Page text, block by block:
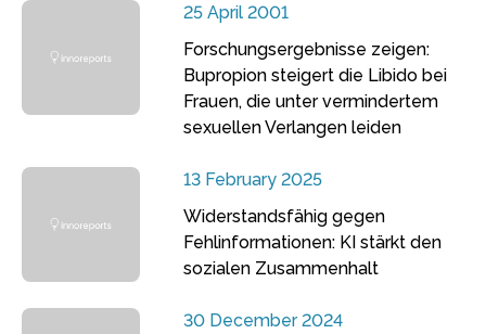
25 April 2001
Forschungsergebnisse zeigen:
Bupropion steigert die Libido bei
Frauen, die unter vermindertem
sexuellen Verlangen leiden
13 February 2025
Widerstandsfähig gegen
Fehlinformationen: KI stärkt den
sozialen Zusammenhalt
30 December 2024